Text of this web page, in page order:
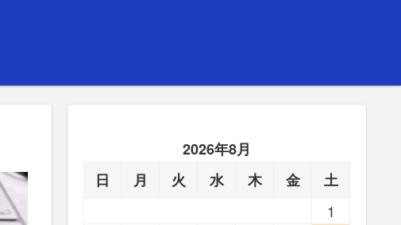
2026年8月
日
月 火 水 木 金
土
1